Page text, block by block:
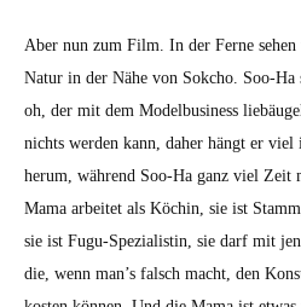
Aber nun zum Film. In der Ferne
Natur in der Nähe von Sok­cho. Soo-
oh, der mit dem Mod­el­busi­ness
nichts wer­den kann, daher hängt er
herum, während Soo-Ha ganz viel
Mama arbeit­et als Köchin, sie ist
sie ist Fugu-Spezial­istin, sie darf mit
die, wenn man’s falsch macht, den